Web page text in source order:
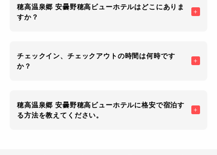
穂高温泉郷 安曇野穂高ビューホテルはどこにありま
すか？
チェックイン、チェックアウトの時間は何時です
か？
穂高温泉郷 安曇野穂高ビューホテルに格安で宿泊す
る方法を教えてください。